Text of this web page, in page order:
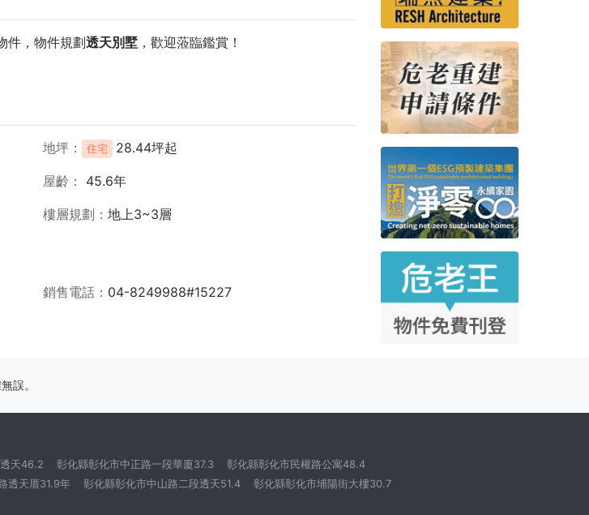
件，物件規劃透天別墅，歡迎蒞臨鑑賞！
地坪 住宅 28.44坪起
屋齡 45.6年
樓層規劃 地上3~3層
銷售電話 04-8249988#15227
誤。
天46.2 彰化縣彰化市中正路一段華廈37.3
彰化縣彰化市民權路公寓48.4
透天厝31.9年 彰化縣彰化市中山路二段透天51.4
彰化縣彰化市埔陽街大樓30.7